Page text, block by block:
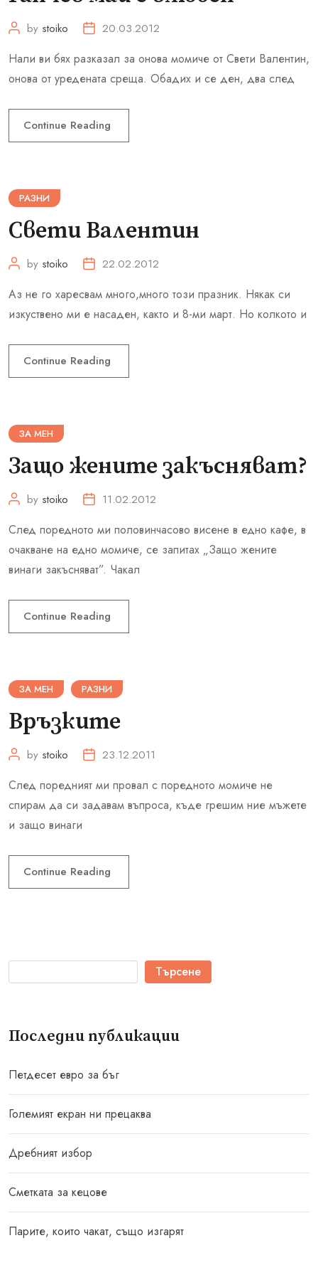
by stoiko 20.03.2012
Нали ви бях разказал за онова момиче от Свети Валентин,
онова от уредената среща. Обадих и се ден, два след
Continue Reading
РАЗНИ
Свети Валентин
by stoiko 22.02.2012
Аз не го харесвам много,много този празник. Някак си
изкуствено ми е насаден, както и 8-ми март. Но колкото и
Continue Reading
ЗА МЕН
Защо жените закъсняват?
by stoiko 11.02.2012
След поредното ми половинчасово висене в едно кафе, в
очакване на едно момиче, се запитах „Защо жените
винаги закъсняват”. Чакал
Continue Reading
ЗА МЕН РАЗНИ
Връзките
by stoiko 23.12.2011
След поредният ми провал с поредното момиче не
спирам да си задавам въпроса, къде грешим ние мъжете
и защо винаги
Continue Reading
Търсене
Последни публикации
Петдесет евро за бъг
Големият екран ни прецаква
Дребният избор
Сметката за кецове
Парите, които чакат, също изгарят